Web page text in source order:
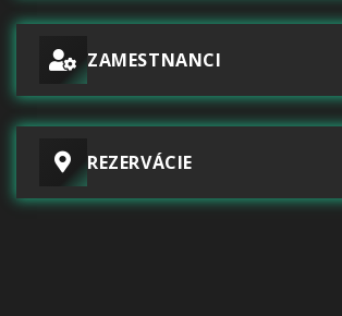
ZAMESTNANCI
REZERVÁCIE